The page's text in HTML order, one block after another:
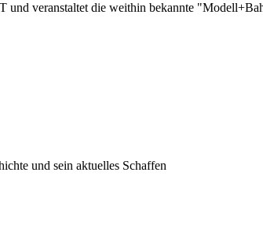
und veranstaltet die weithin bekannte
und sein aktuelles Schaffen